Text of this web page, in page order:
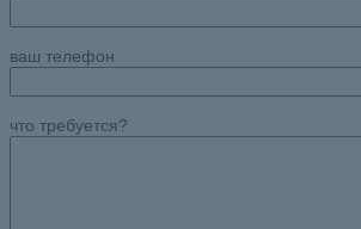
ваш телефон
что требуется?